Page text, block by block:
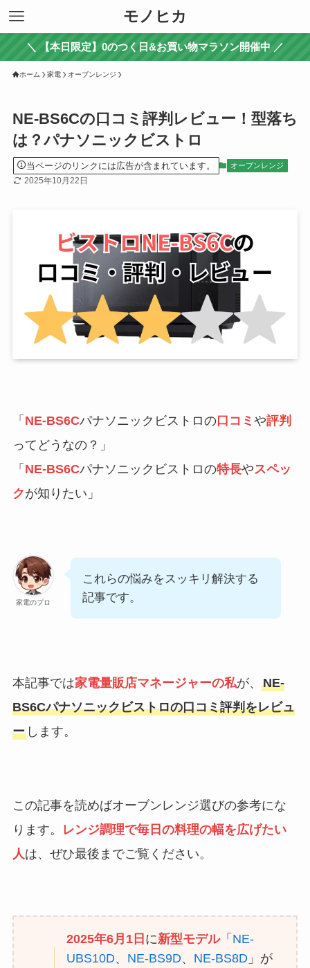
モノヒカ
＼ 【本日限定】0のつく日&お買い物マラソン開催中 ／
ホーム 家電 オーブンレンジ
NE-BS6Cの口コミ評判レビュー！型落ち
は？パナソニックビストロ
当ページのリンクには広告が含まれています。 オーブンレンジ
2025年10月22日
「 NE-BS6Cパナソニックビストロの口コミ や評判
ってどうなの？」
「 NE-BS6Cパナソニックビストロの特長やスペッ
クが知りたい」
家電のプロ
これらの悩みをスッキリ解決する
記事です。
本記事では家電量販店マネージャーの私が、 NE-
BS6Cパナソニックビストロの口コミ評判をレビュ
ーします。
この記事を読めばオーブンレンジ選びの参考にな
ります。
レンジ調理で毎日の料理の幅を広げたい
人 は、ぜひ最後までご覧ください。
2025年6月1日 に新型モデル「 NE-
UBS10D、 NE-BS9D、 NE-BS8D 」が